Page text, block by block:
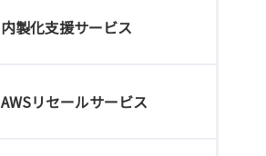
内製化支援サービス
AWSリセールサービス